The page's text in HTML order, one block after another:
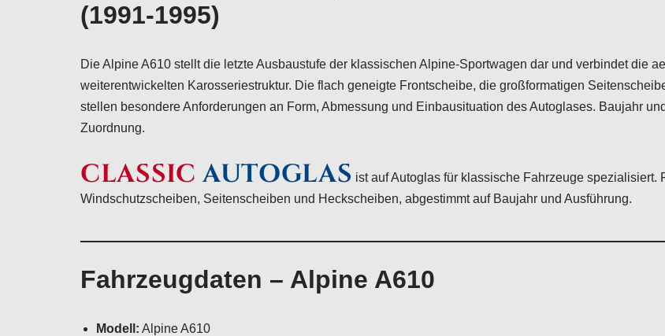
(1991-1995)
Die Alpine A610 stellt die letzte Ausbaustufe der klassischen Alpine-Sportwagen dar und verbindet die
weiterentwickelten Karosseriestruktur. Die flach geneigte Frontscheibe, die großformatigen
stellen besondere Anforderungen an Form, Abmessung und Einbausituation des Autoglases. Baujahr
Zuordnung.
CLASSIC AUTOGLAS ist auf Autoglas für klassische Fahrzeuge
Windschutzscheiben, Seitenscheiben und Heckscheiben, abgestimmt auf Baujahr und Ausführung.
Fahrzeugdaten – Alpine A610
Modell: Alpine A610